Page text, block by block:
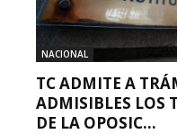
NACIONAL
TC ADMITE A
ADMISIBLES LOS
DE LA OPOSIC...